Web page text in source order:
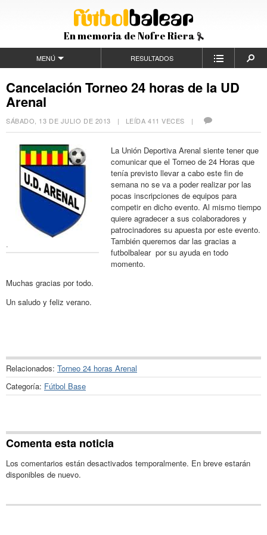
En memoria de Nofre Riera
MENÚ RESULTADOS
Cancelación Torneo 24 horas de la UD
Arenal
SÁBADO, 13 DE JULIO DE 2013 | LEÍDA 411 VECES |
.
La Unión Deportiva Arenal siente tener que
comunicar que el Torneo de 24 Horas que
tenía previsto llevar a cabo este fin de
semana no se va a poder realizar por las
pocas inscripciones de equipos para
competir en dicho evento. Al mismo tiempo
quiere agradecer a sus colaboradores y
patrocinadores su apuesta por este evento.
También queremos dar las gracias a
futbolbalear por su ayuda en todo
momento.
Muchas gracias por todo.
Un saludo y feliz verano.
Relacionados: Torneo 24 horas Arenal
Categoría: Fútbol Base
Comenta esta noticia
Los comentarios están desactivados temporalmente. En breve estarán
disponibles de nuevo.